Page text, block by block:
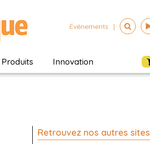
Événements |
Produits Innovation
Retrouvez nos autres sites